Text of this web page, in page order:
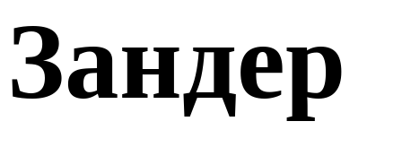
Зандер